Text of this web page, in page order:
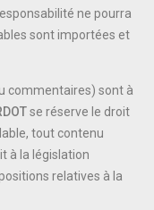
ne pourra
sont importées et
commentaires) sont à
se réserve le droit
tout contenu
à la législation
relatives à la